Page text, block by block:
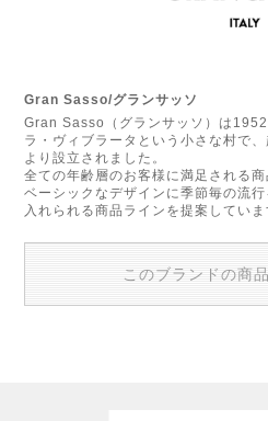
Gran Sasso/グランサッソ
Gran Sasso（グランサッソ）は
ラ・ヴィブラータという小さな村で
より設立されました。
全ての年齢層のお客様に満足される
ベーシックなデザインに季節毎の流
入れられる商品ラインを提案していま
このブランドの商